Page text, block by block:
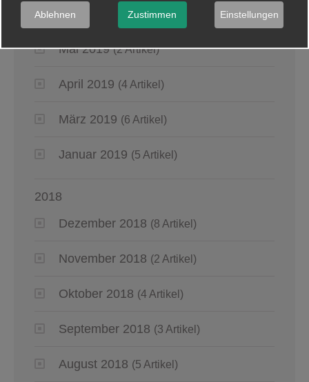
Juni 2019 (6 Artikel)
Mai 2019 (2 Artikel)
April 2019 (4 Artikel)
März 2019 (6 Artikel)
Januar 2019 (5 Artikel)
2018
Dezember 2018 (8 Artikel)
November 2018 (2 Artikel)
Oktober 2018 (4 Artikel)
September 2018 (3 Artikel)
August 2018 (5 Artikel)
Ablehnen Zustimmen Einstellungen